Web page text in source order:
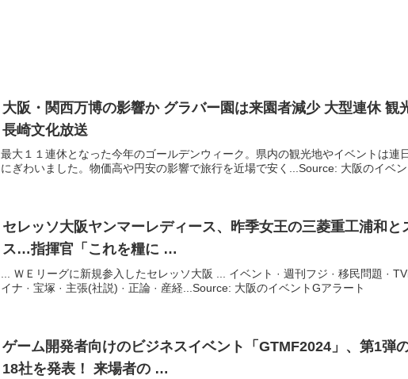
大阪 ・関西万博の影響か グラバー園は来園者減少 大型連休 観
長崎文化放送
最大１１連休となった今年のゴールデンウィーク。県内の観光地やイベントは連
にぎわいました。物価高や円安の影響で旅行を近場で安く...Source: 大阪のイベ
セレッソ大阪ヤンマーレディース、昨季女王の三菱重工浦和と
ス…指揮官「これを糧に …
... ＷＥリーグに新規参入したセレッソ大阪 ... イベント · 週刊フジ · 移民問題 ·
イナ · 宝塚 · 主張(社説) · 正論 · 産経...Source: 大阪のイベントGアラート
ゲーム開発者向けのビジネスイベント
「GTMF2024」、第1弾
18社を発表！ 来場者の …